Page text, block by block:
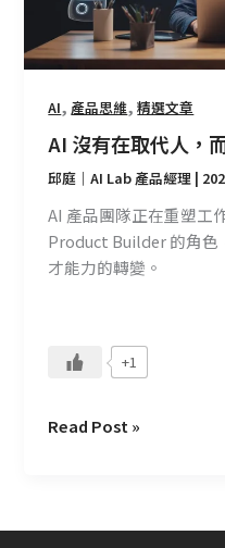
AI, 產品思維,精選文章
AI 沒有在取代人，
邱庭｜AI Lab 產品經理 |
AI 產品團隊正在重塑工
Product Builder 的角色
才能力的轉變。
+1
是
讓
通
人
變
多
餘
Read Post »